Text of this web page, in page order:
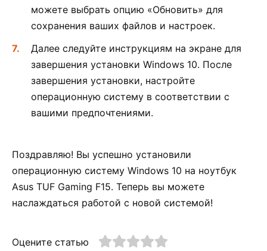
можете выбрать опцию «Обновить» для
сохранения ваших файлов и настроек.
Далее следуйте инструкциям на экране для
завершения установки Windows 10. После
завершения установки, настройте
операционную систему в соответствии с
вашими предпочтениями.
Поздравляю! Вы успешно установили
операционную систему Windows 10 на ноутбук
Asus TUF Gaming F15. Теперь вы можете
наслаждаться работой с новой системой!
Оцените статью